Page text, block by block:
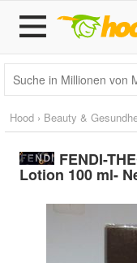
Hood › Beauty &
FENDI-
Lotion 100 ml-